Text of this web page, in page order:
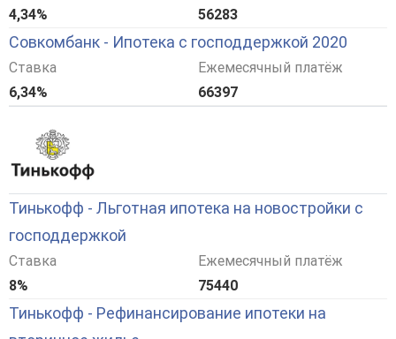
4,34%
56283
Совкомбанк - Ипотека с господдержкой 2020
Ставка
6,34%
Ежемесячный платёж
66397
Тинькофф - Льготная ипотека на новостройки с
господдержкой
Ставка
8%
Ежемесячный платёж
75440
Тинькофф - Рефинансирование ипотеки на